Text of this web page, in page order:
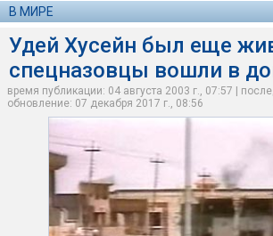
В МИРЕ
Удей Хусейн был еще
спецназовцы вошли в
время публикации: 04 августа 2003 г., 07:57 |
обновление: 07 декабря 2017 г., 08:56